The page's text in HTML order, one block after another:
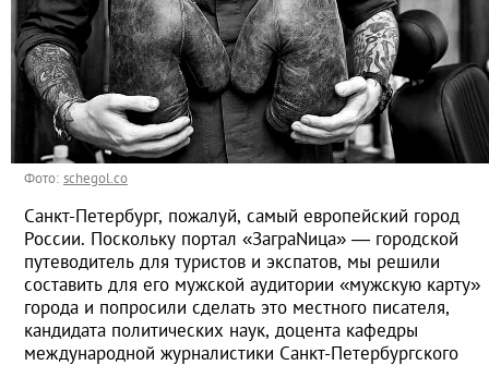
Фото: schegol.co
Санкт-Петербург, пожалуй, самый европейский город
России. Поскольку портал «ЗаграNица» — городской
путеводитель для туристов и экспатов, мы решили
составить для его мужской аудитории «мужскую карту»
города и попросили сделать это местного писателя,
кандидата политических наук, доцента кафедры
международной журналистики Санкт-Петербургского